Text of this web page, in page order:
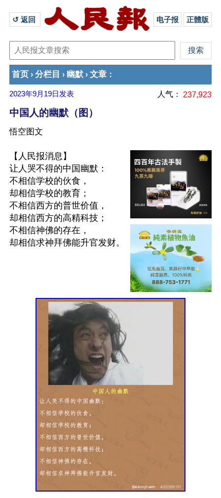
↺ 返回 电子报 正體版
首页 › 分栏目 › 幽默 › 文章 ：
2023年9月19日 发表 人气： 237,923
中国人的幽默（图）
悟空图文
【人民报消息】
让人哭不得的中国幽默：
不相信学校的伙食，
却相信学校的教育；
不相信西方的普世价值，
却相信西方的高精科技；
不相信神佛的存在，
却相信求神拜佛能升官发财。